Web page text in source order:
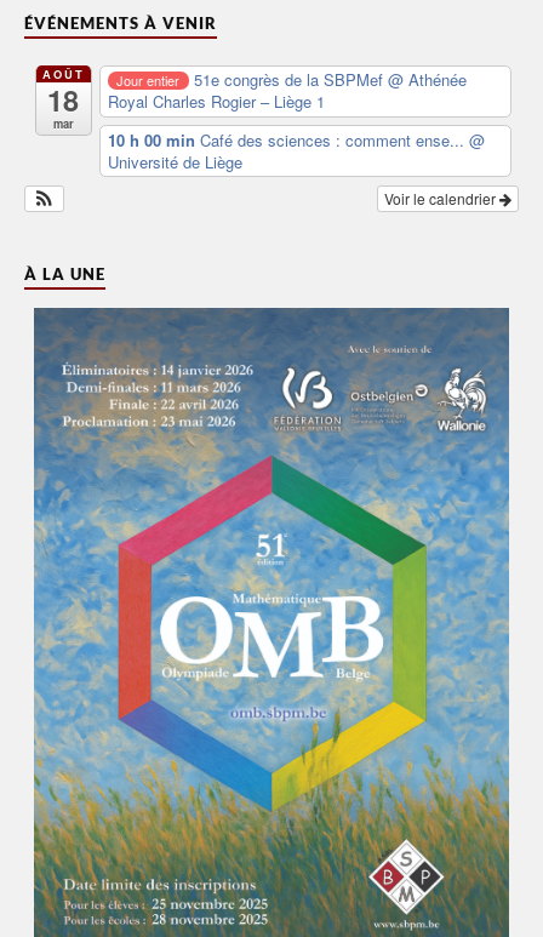
ÉVÉNEMENTS À VENIR
AOÛT
18
mar
Jour entier 51e congrès de la SBPMef@ Athénée
Royal Charles Rogier – Liège 1
10 h 00 min Café des sciences : comment ense... @
Université de Liège
Voir le calendrier
À LA UNE